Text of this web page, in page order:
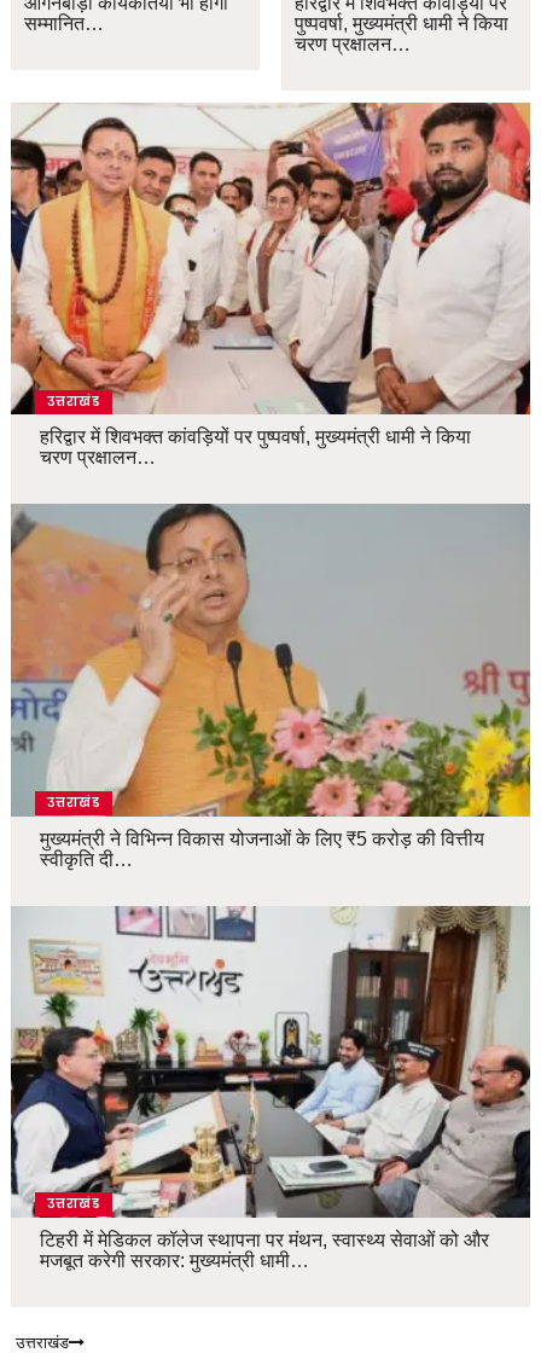
सम्मानित…
पुष्पवर्षा, मुख्यमंत्री धामी ने किया
चरण प्रक्षालन…
उत्तराखंड
हरिद्वार में शिवभक्त कांवड़ियों पर पुष्पवर्षा, मुख्यमंत्री धामी ने किया
चरण प्रक्षालन…
उत्तराखंड
मुख्यमंत्री ने विभिन्न विकास योजनाओं के लिए ₹5 करोड़ की वित्तीय
स्वीकृति दी…
उत्तराखंड
टिहरी में मेडिकल कॉलेज स्थापना पर मंथन, स्वास्थ्य सेवाओं को और
मजबूत करेगी सरकार: मुख्यमंत्री धामी…
उत्तराखंड